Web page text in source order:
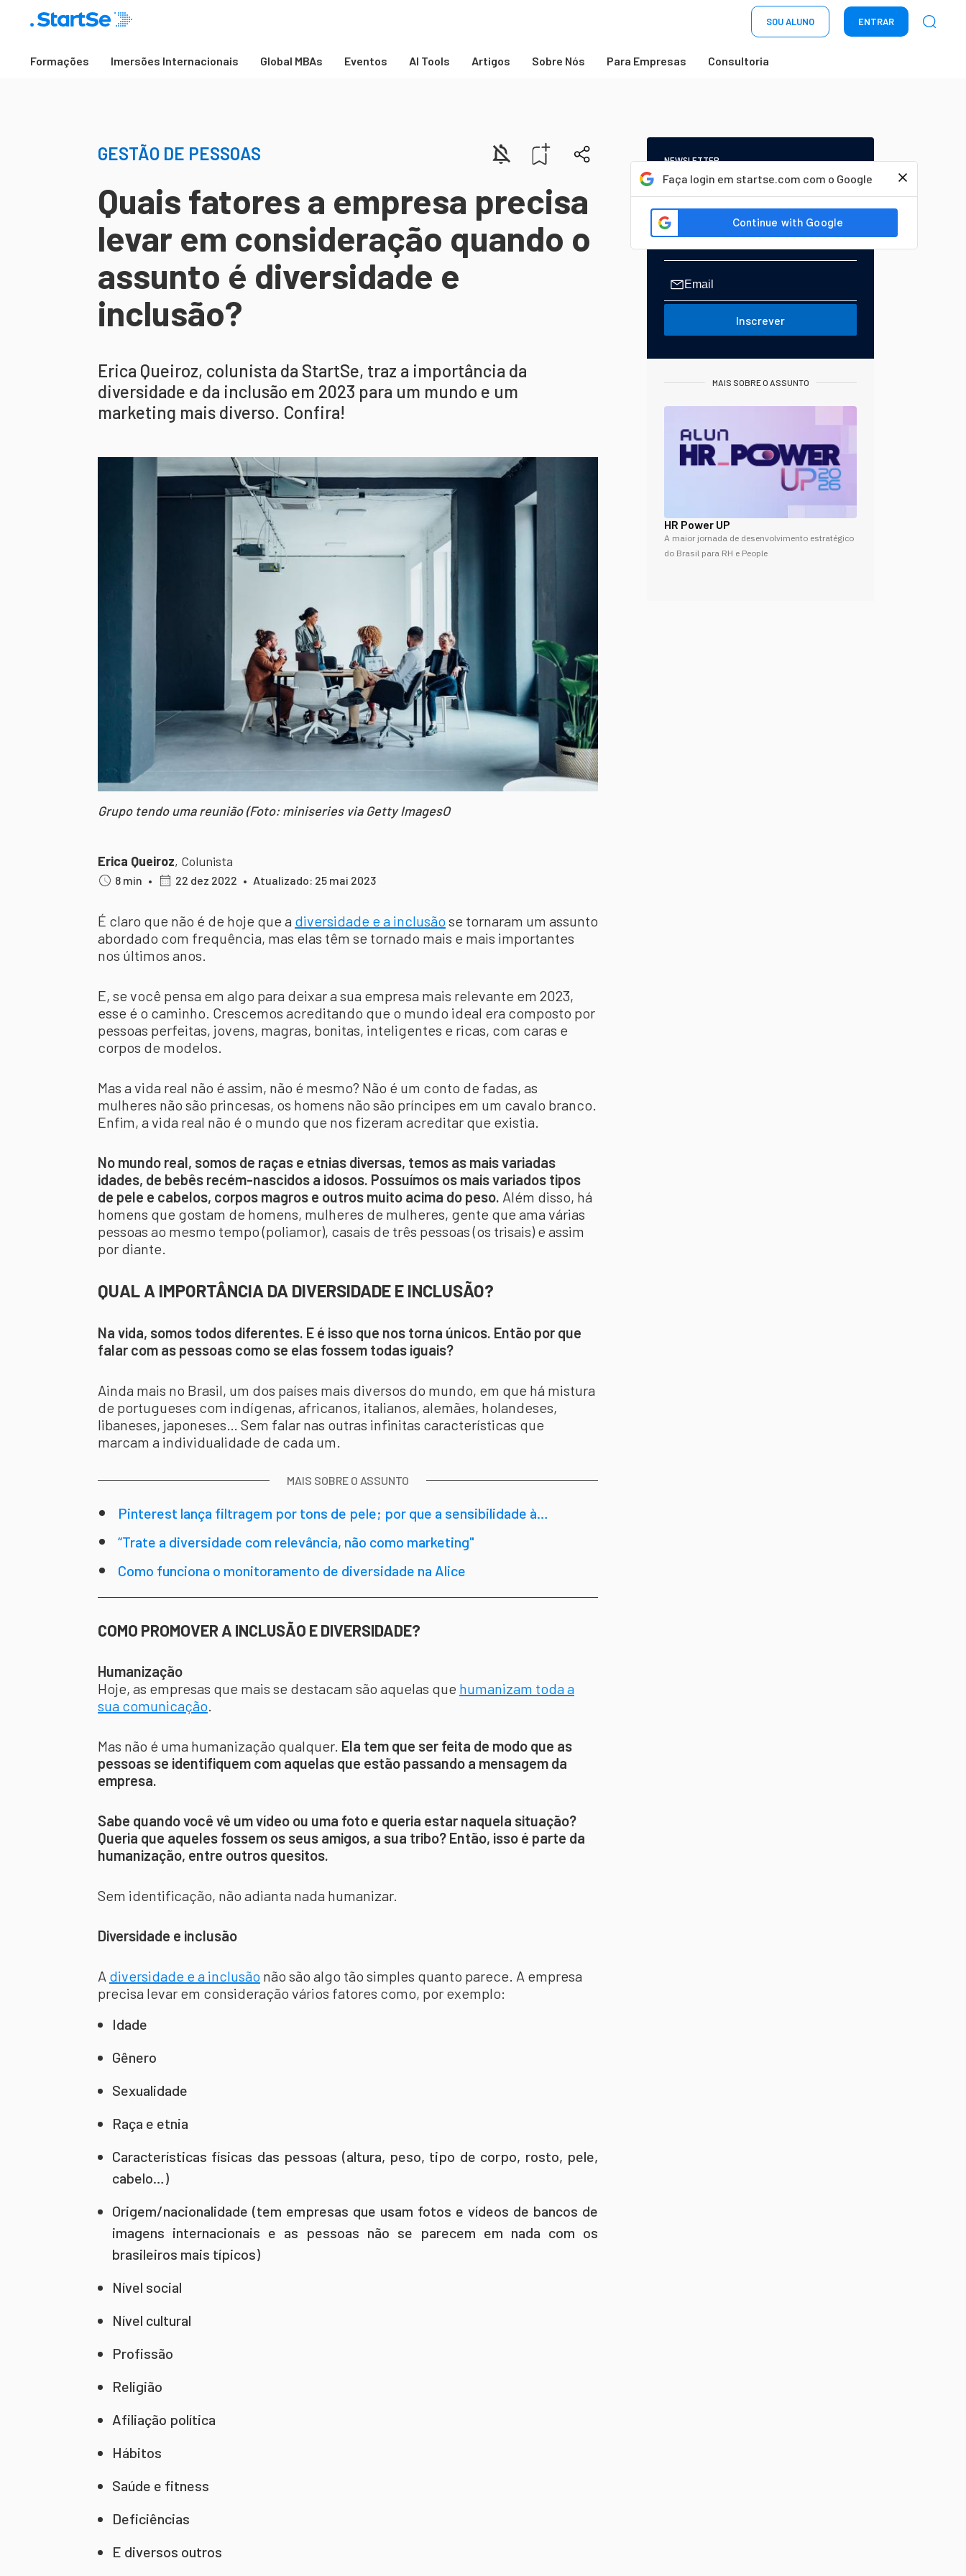
SOU ALUNO ENTRAR
Formações Imersões Internacionais Global MBAs Eventos AI Tools Artigos Sobre Nós Para Empresas Consultoria
Faça login em startse.com com o Google
GESTÃO DE PESSOAS
Quais fatores a empresa precisa
levar em consideração quando o
assunto é diversidade e
inclusão?
Erica Queiroz, colunista da StartSe, traz a importância da
diversidade e da inclusão em 2023 para um mundo e um
marketing mais diverso. Confira!
Grupo tendo uma reunião (Foto: miniseries via Getty ImagesO
Erica Queiroz, Colunista
8 min • 22 dez 2022 • Atualizado: 25 mai 2023
É claro que não é de hoje que a diversidade e a inclusão se tornaram um assunto
abordado com frequência, mas elas têm se tornado mais e mais importantes
nos últimos anos.
E, se você pensa em algo para deixar a sua empresa mais relevante em 2023,
esse é o caminho. Crescemos acreditando que o mundo ideal era composto por
pessoas perfeitas, jovens, magras, bonitas, inteligentes e ricas, com caras e
corpos de modelos.
Mas a vida real não é assim, não é mesmo? Não é um conto de fadas, as
mulheres não são princesas, os homens não são príncipes em um cavalo branco.
Enfim, a vida real não é o mundo que nos fizeram acreditar que existia.
No mundo real, somos de raças e etnias diversas, temos as mais variadas
idades, de bebês recém-nascidos a idosos. Possuímos os mais variados tipos
de pele e cabelos, corpos magros e outros muito acima do peso. Além disso, há
homens que gostam de homens, mulheres de mulheres, gente que ama várias
pessoas ao mesmo tempo (poliamor), casais de três pessoas (os trisais) e assim
por diante.
QUAL A IMPORTÂNCIA DA DIVERSIDADE E INCLUSÃO?
Na vida, somos todos diferentes. E é isso que nos torna únicos. Então por que
falar com as pessoas como se elas fossem todas iguais?
Ainda mais no Brasil, um dos países mais diversos do mundo, em que há mistura
de portugueses com indígenas, africanos, italianos, alemães, holandeses,
libaneses, japoneses… Sem falar nas outras infinitas características que
marcam a individualidade de cada um.
MAIS SOBRE O ASSUNTO
Pinterest lança filtragem por tons de pele; por que a sensibilidade à
“Trate a diversidade com relevância, não como marketing"
Como funciona o monitoramento de diversidade na Alice
COMO PROMOVER A INCLUSÃO E DIVERSIDADE?
Humanização
Hoje, as empresas que mais se destacam são aquelas que humanizam toda a
sua comunicação.
Mas não é uma humanização qualquer. Ela tem que ser feita de modo que as
pessoas se identifiquem com aquelas que estão passando a mensagem da
empresa.
Sabe quando você vê um vídeo ou uma foto e queria estar naquela situação?
Queria que aqueles fossem os seus amigos, a sua tribo? Então, isso é parte da
humanização, entre outros quesitos.
Sem identificação, não adianta nada humanizar.
Diversidade e inclusão
A diversidade e a inclusão não são algo tão simples quanto parece. A empresa
precisa levar em consideração vários fatores como, por exemplo:
Idade
Gênero
Sexualidade
Raça e etnia
Características físicas das pessoas (altura, peso, tipo de corpo, rosto, pele,
cabelo…)
Origem/nacionalidade (tem empresas que usam fotos e vídeos de bancos de
imagens internacionais e as pessoas não se parecem em nada com os
brasileiros mais típicos)
Nível social
Nível cultural
Profissão
Religião
Afiliação política
Hábitos
Saúde e fitness
Deficiências
E diversos outros
NEWSLETTER
Start Seu dia:
A Newsletter do AGORA!
Inscrever
MAIS SOBRE O ASSUNTO
HR Power UP
A maior jornada de desenvolvimento estratégico
do Brasil para RH e People